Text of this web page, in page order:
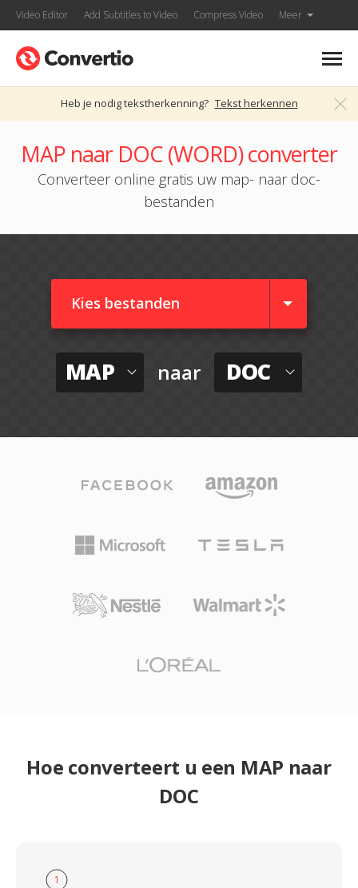
Video Editor Add Subtitles to Video Compress Video Meer
Heb je nodig tekstherkenning? Tekst herkennen
MAP naar DOC (WORD) converter
Converteer online gratis uw map- naar doc-
bestanden
Kies bestanden
MAP naar DOC
Hoe converteert u een MAP naar
DOC
1